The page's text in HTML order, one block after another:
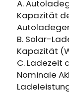
Erhalten
Garantie
A.
Kapazität
B. Solar-
Kapazität
C. Ladezeit
Nominale